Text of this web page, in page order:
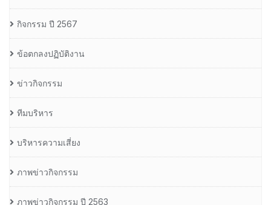
กิจกรรม ปี 2567
ข้อตกลงปฏิบัติงาน
ข่าวกิจกรรม
ทีมบริหาร
บริหารความเสี่ยง
ภาพข่าวกิจกรรม
ภาพข่าวกิจกรรม ปี 2563